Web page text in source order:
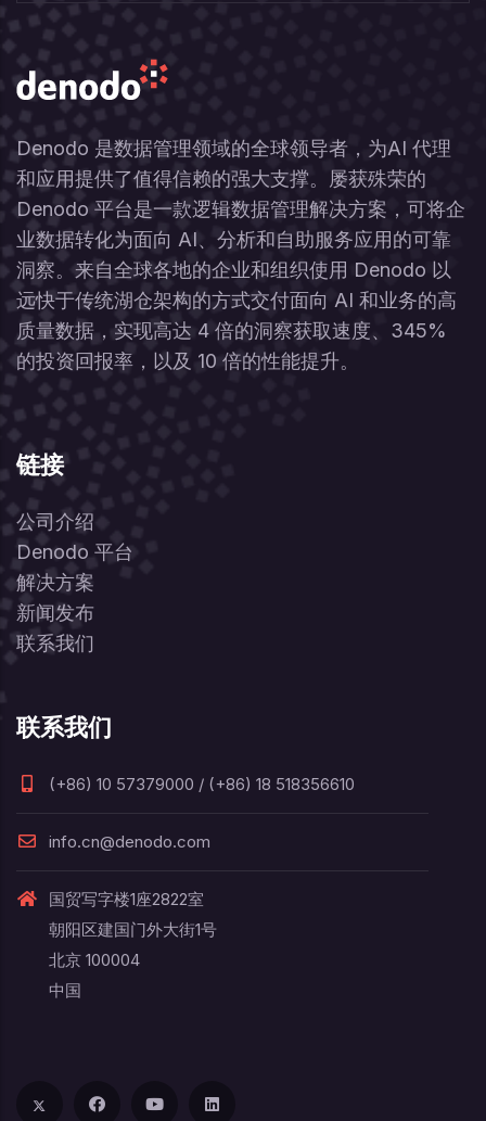
Denodo 是数据管理领域的全球领导者，为AI 代理
和应用提供了值得信赖的强大支撑。屡获殊荣的
Denodo 平台是一款逻辑数据管理解决方案，可将企
业数据转化为面向 AI、分析和自助服务应用的可靠
洞察。来自全球各地的企业和组织使用 Denodo 以
远快于传统湖仓架构的方式交付面向 AI 和业务的高
质量数据，实现高达 4 倍的洞察获取速度、345%
的投资回报率，以及 10 倍的性能提升。
链接
公司介绍
Denodo 平台
解决方案
新闻发布
联系我们
联系我们
(+86) 10 57379000 / (+86) 18 518356610
info.cn@denodo.com
国贸写字楼1座2822室
朝阳区建国门外大街1号
北京 100004
中国